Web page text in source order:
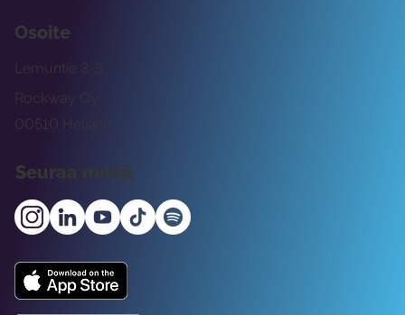
Osoite
Rockway Oy
Lemuntie 3-5
00510 Helsinki
Seuraa meitä